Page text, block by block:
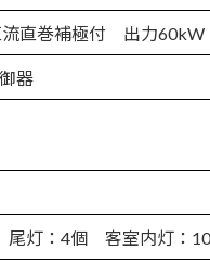
直巻補極付 出力60kW
器
灯：4個 客室内灯：